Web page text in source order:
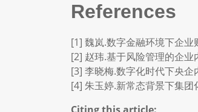
References
[1] 魏岚.数字金融环境下企业
[2] 赵玮.基于风险管理的企
[3] 李晓梅.数字化时代下央企
[4] 朱玉婷.新常态背景下集团